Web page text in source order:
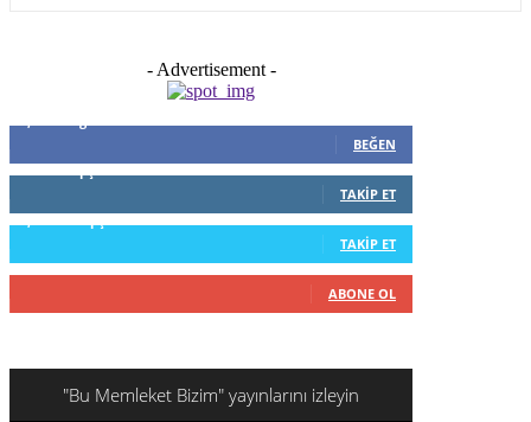
- Advertisement -
BEĞEN
796 Takipçiler
TAKIP ET
1,253 Takipçiler
TAKIP ET
916 Abone
ABONE OL
"Bu Memleket Bizim" yayınlarını izleyin